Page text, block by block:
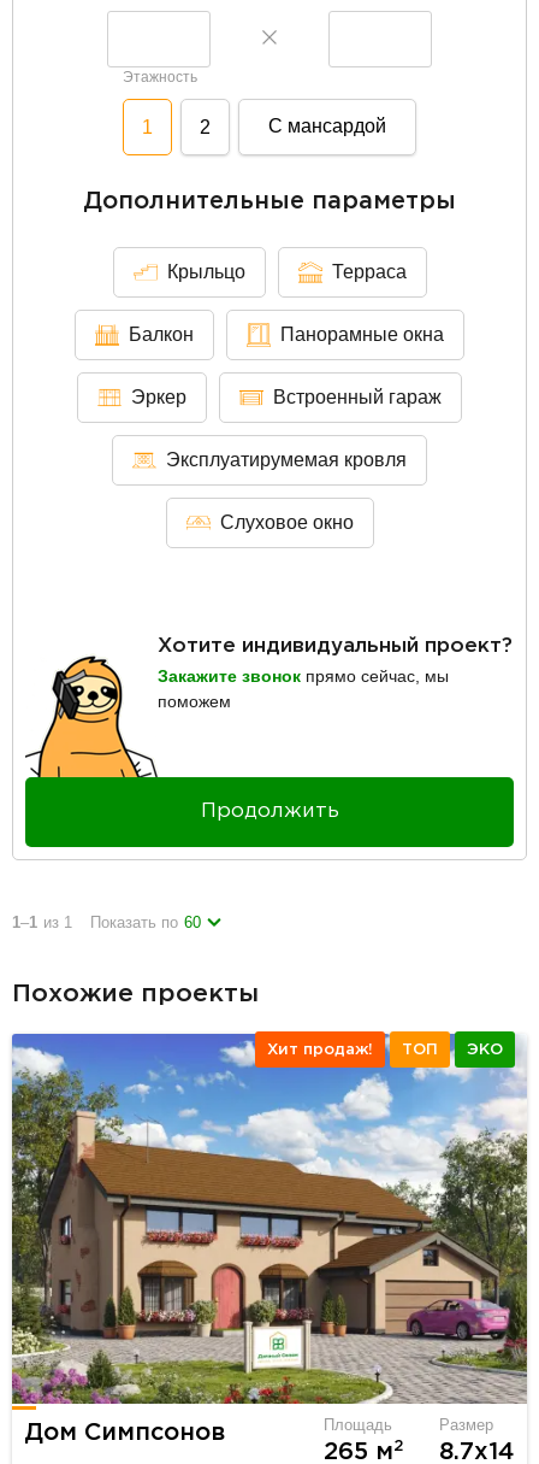
Этажность
1 2 С мансардой
Дополнительные параметры
Крыльцо Терраса
Балкон Панорамные окна
Эркер Встроенный гараж
Эксплуатирумемая кровля
Слуховое окно
Хотите индивидуальный проект?
Закажите звонок прямо сейчас, мы
поможем
Продолжить
1–1 из 1 Показать по 60
Похожие проекты
Хит продаж! ТОП ЭКО
Дом Симпсонов Площадь
265 м2
Размер
8.7х14